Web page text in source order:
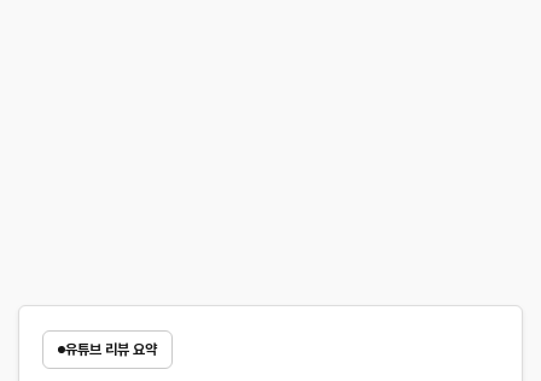
유튜브 리뷰 요약